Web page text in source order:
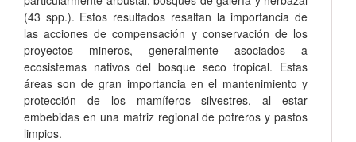
(43 spp.). Estos resultados resaltan la importancia de
las acciones de compensación y conservación de los
proyectos mineros, generalmente asociados a
ecosistemas nativos del bosque seco tropical. Estas
áreas son de gran importancia en el mantenimiento y
protección de los mamíferos silvestres, al estar
embebidas en una matriz regional de potreros y pastos
limpios.